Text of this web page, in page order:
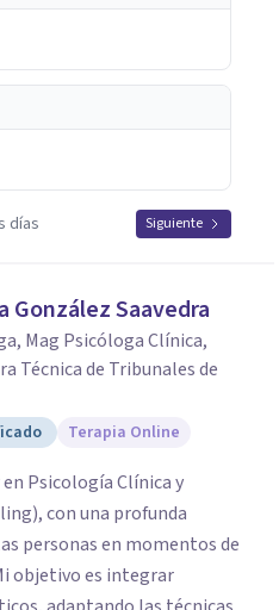
días Siguiente
González Saavedra
Mag Psicóloga Clínica,
Técnica de Tribunales de
Terapia Online
en Psicología Clínica y
con una profunda
personas en momentos de
objetivo es integrar